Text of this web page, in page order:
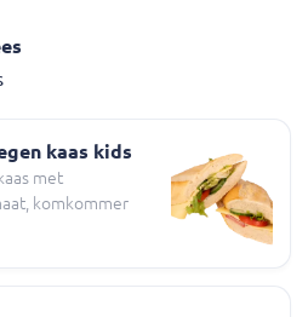
kaas kids
met
komkommer